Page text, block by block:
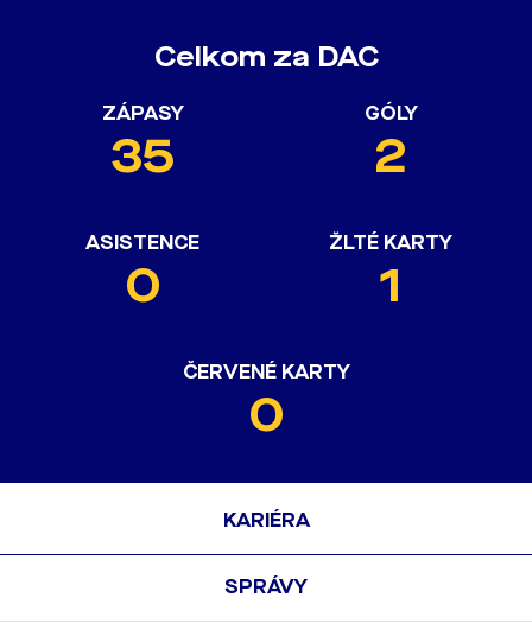
Celkom za DAC
ZÁPASY
35
GÓLY
2
ASISTENCE
0
ŽLTÉ KARTY
1
ČERVENÉ KARTY
0
KARIÉRA
SPRÁVY